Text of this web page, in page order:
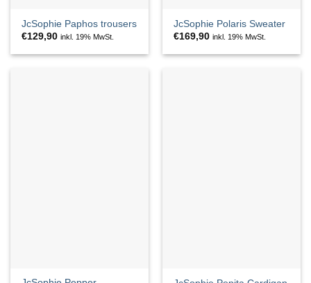
JcSophie Paphos trousers
€129,90 inkl. 19% MwSt.
JcSophie Polaris Sweater
€169,90 inkl. 19% MwSt.